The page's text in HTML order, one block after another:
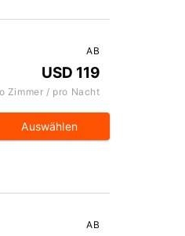
AB
USD 119
Zimmer / pro Nacht
Auswählen
AB